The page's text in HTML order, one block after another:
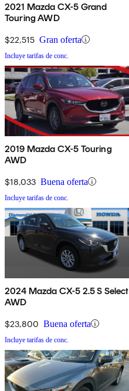
2021 Mazda CX-5 Grand
Touring AWD
$22,515 Gran oferta
Incluye tarifas de conc.
2019 Mazda CX-5 Touring
AWD
$18,033 Buena oferta
Incluye tarifas de conc.
2024 Mazda CX-5 2.5 S Select
AWD
$23,800 Buena oferta
Incluye tarifas de conc.